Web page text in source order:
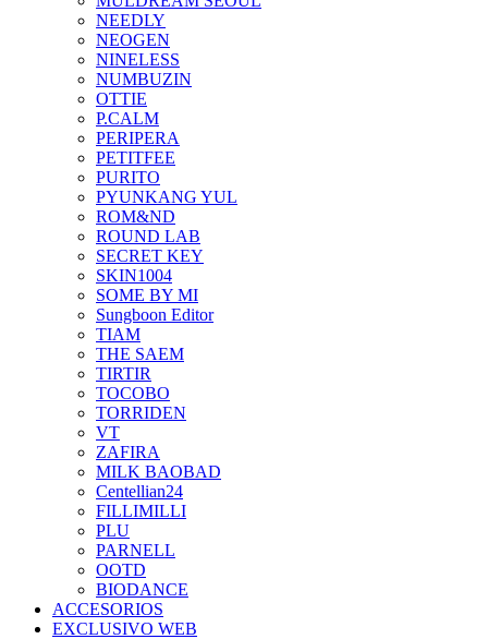
NEEDLY
NEOGEN
NINELESS
NUMBUZIN
OTTIE
P.CALM
PERIPERA
PETITFEE
PURITO
PYUNKANG YUL
ROM&ND
ROUND LAB
SECRET KEY
SKIN1004
SOME BY MI
Sungboon Editor
TIAM
THE SAEM
TIRTIR
TOCOBO
TORRIDEN
VT
ZAFIRA
MILK BAOBAD
Centellian24
FILLIMILLI
PLU
PARNELL
OOTD
BIODANCE
ACCESORIOS
EXCLUSIVO WEB